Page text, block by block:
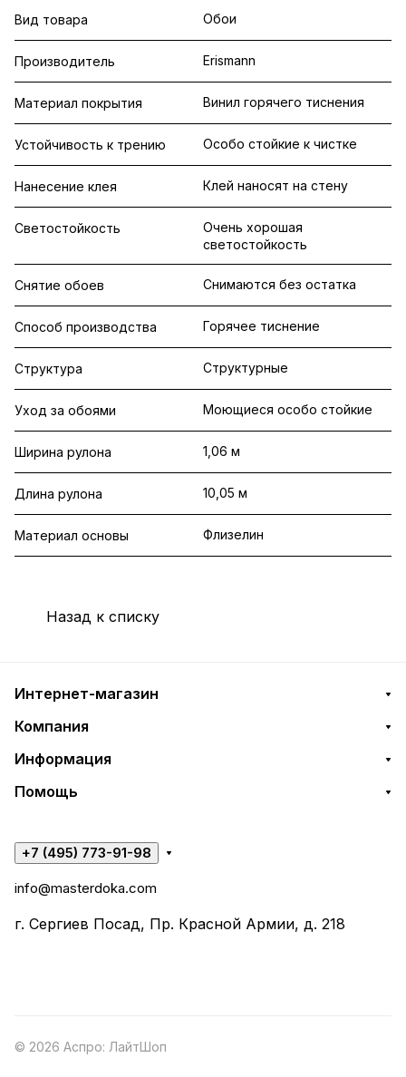
Вид товара Обои
Производитель Erismann
Материал покрытия Винил горячего тиснения
Устойчивость к трению Особо стойкие к чистке
Нанесение клея Клей наносят на стену
Светостойкость
Очень хорошая
светостойкость
Снятие обоев Снимаются без остатка
Способ производства Горячее тиснение
Структура Структурные
Уход за обоями Моющиеся особо стойкие
Ширина рулона 1,06 м
Длина рулона 10,05 м
Материал основы Флизелин
Назад к списку
Интернет-магазин
Компания
Информация
Помощь
+7 (495) 773-91-98
info@masterdoka.com
г. Сергиев Посад, Пр. Красной Армии, д. 218
© 2026 Аспро: ЛайтШоп